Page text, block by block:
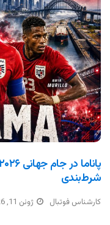
شرط‌بندی
کارشناس فوتبال ژوئن 11, 2026